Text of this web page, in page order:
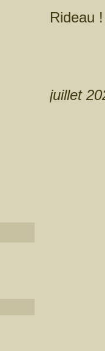
Rideau !
juillet